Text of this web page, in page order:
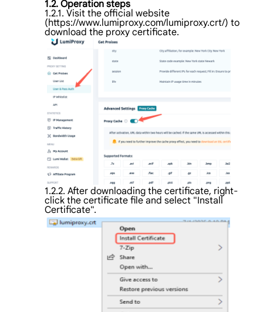
1.2. Operation steps
1.2.1. Visit the official website
(https://www.lumiproxy.com/lumiproxy.crt/) to
download the proxy certificate.
1.2.2. After downloading the certificate, right-
click the certificate file and select "Install
Certificate".